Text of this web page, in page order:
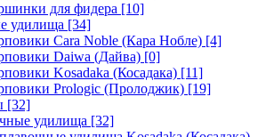
для фидера [10]
удилища [34]
Cara Noble (Кара Нобле) [4]
Daiwa (Дайва) [0]
Kosadaka (Косадака) [11]
Prologic (Пролоджик) [19]
[32]
удилища [32]